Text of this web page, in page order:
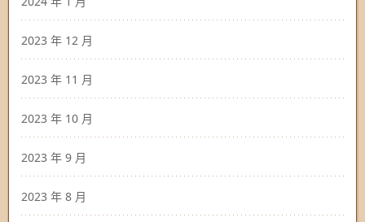
2023 年 12 月
2023 年 11 月
2023 年 10 月
2023 年 9 月
2023 年 8 月